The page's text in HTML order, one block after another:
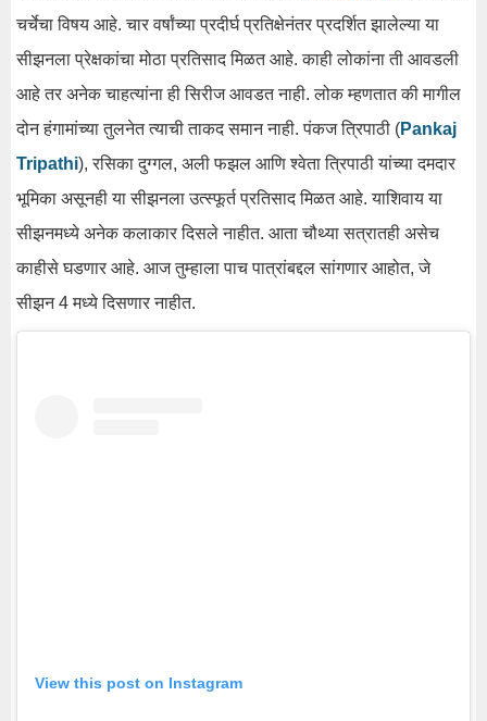
चर्चेचा विषय आहे. चार वर्षांच्या प्रदीर्घ प्रतिक्षेनंतर प्रदर्शित झालेल्या या
सीझनला प्रेक्षकांचा मोठा प्रतिसाद मिळत आहे. काही लोकांना ती आवडली
आहे तर अनेक चाहत्यांना ही सिरीज आवडत नाही. लोक म्हणतात की मागील
दोन हंगामांच्या तुलनेत त्याची ताकद समान नाही. पंकज त्रिपाठी (Pankaj
Tripathi), रसिका दुग्गल, अली फझल आणि श्वेता त्रिपाठी यांच्या दमदार
भूमिका असूनही या सीझनला उत्स्फूर्त प्रतिसाद मिळत आहे. याशिवाय या
सीझनमध्ये अनेक कलाकार दिसले नाहीत. आता चौथ्या सत्रातही असेच
काहीसे घडणार आहे. आज तुम्हाला पाच पात्रांबद्दल सांगणार आहोत, जे
सीझन 4 मध्ये दिसणार नाहीत.
View this post on Instagram